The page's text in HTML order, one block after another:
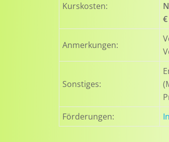
Kurskosten:
Anmerkungen:
Sonstiges:
Förderungen: